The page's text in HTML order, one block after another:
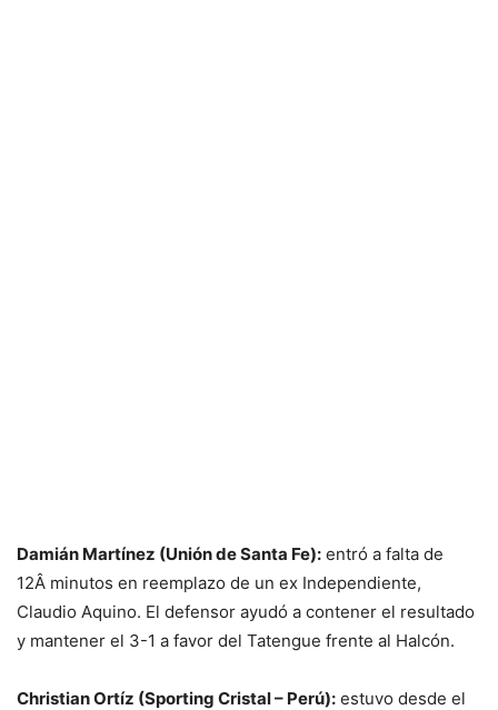
Damián Martínez (Unión de Santa Fe): entró a falta de
12Â minutos en reemplazo de un ex Independiente,
Claudio Aquino. El defensor ayudó a contener el resultado
y mantener el 3-1 a favor del Tatengue frente al Halcón.
Christian Ortíz (Sporting Cristal – Perú): estuvo desde el